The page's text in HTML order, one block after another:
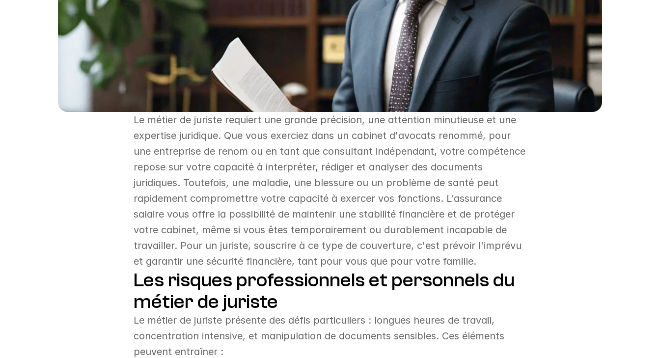
Le métier de juriste requiert une grande précision, une attention minutieuse et une
expertise juridique. Que vous exerciez dans un cabinet d'avocats renommé, pour
une entreprise de renom ou en tant que consultant indépendant, votre compétence
repose sur votre capacité à interpréter, rédiger et analyser des documents
juridiques. Toutefois, une maladie, une blessure ou un problème de santé peut
rapidement compromettre votre capacité à exercer vos fonctions. L'assurance
salaire vous offre la possibilité de maintenir une stabilité financière et de protéger
votre cabinet, même si vous êtes temporairement ou durablement incapable de
travailler. Pour un juriste, souscrire à ce type de couverture, c'est prévoir l'imprévu
et garantir une sécurité financière, tant pour vous que pour votre famille.
Les risques professionnels et personnels du
métier de juriste
Le métier de juriste présente des défis particuliers : longues heures de travail,
concentration intensive, et manipulation de documents sensibles. Ces éléments
peuvent entraîner :